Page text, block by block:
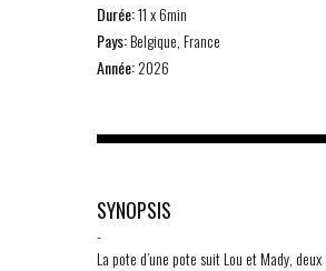
Durée:11 x 6min
Pays:Belgique, France
Année:2026
SYNOPSIS
-
La pote d’une pote suit Lou et Mady,